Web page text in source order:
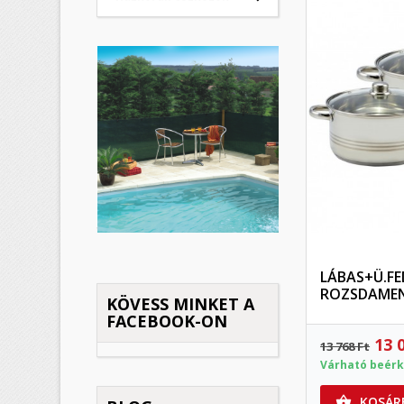
KÖVESS MINKET A
FACEBOOK-ON
13 768 Ft 13
Várható